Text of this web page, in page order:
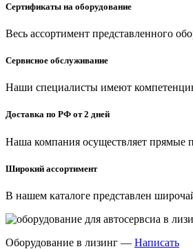
Сертификаты на оборудование
Весь ассортимент представленного
Сервисное обслуживание
Наши специалисты имеют
Доставка по РФ от 2 дней
Наша компания осуществляет прямые
Широкий ассортимент
В нашем каталоге представлен
Оборудование в лизинг — Написать